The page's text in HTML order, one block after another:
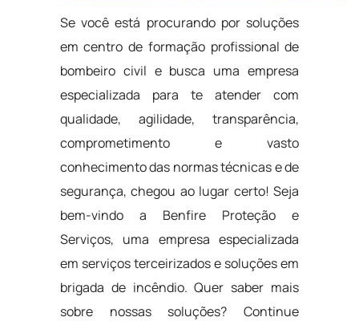
Se você está procurando por soluções
em centro de formação profissional de
bombeiro civil e busca uma empresa
especializada para te atender com
qualidade, agilidade, transparência,
comprometimento e vasto
conhecimento das normas técnicas e de
segurança, chegou ao lugar certo! Seja
bem-vindo a Benfire Proteção e
Serviços, uma empresa especializada
em serviços terceirizados e soluções em
brigada de incêndio. Quer saber mais
sobre nossas soluções? Continue